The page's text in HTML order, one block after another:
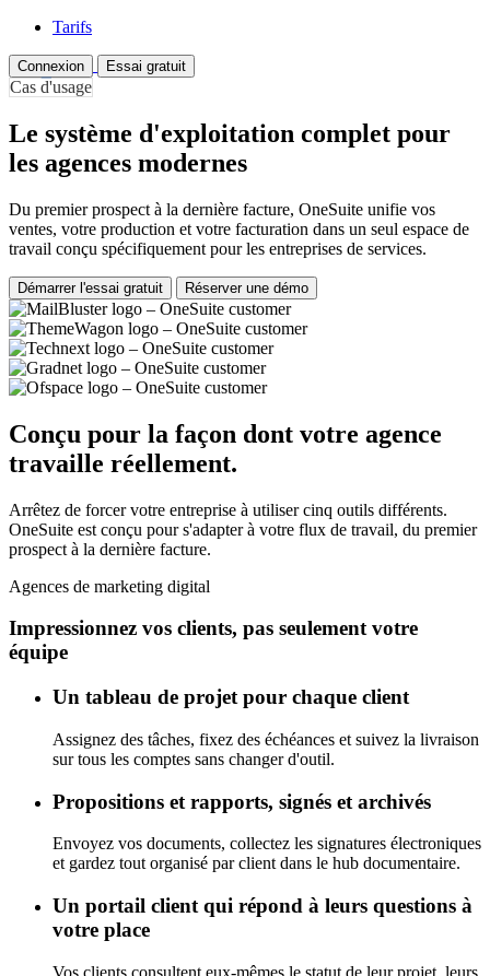
Tarifs
Connexion Essai gratuit
Cas d'usage
Le système d'exploitation complet pour
les agences modernes
Du premier prospect à la dernière facture, OneSuite unifie vos
ventes, votre production et votre facturation dans un seul espace de
travail conçu spécifiquement pour les entreprises de services.
Démarrer l'essai gratuit Réserver une démo
Conçu pour la façon dont votre agence
travaille réellement.
Arrêtez de forcer votre entreprise à utiliser cinq outils différents.
OneSuite est conçu pour s'adapter à votre flux de travail, du premier
prospect à la dernière facture.
Agences de marketing digital
Impressionnez vos clients, pas seulement votre
équipe
Un tableau de projet pour chaque client
Assignez des tâches, fixez des échéances et suivez la livraison
sur tous les comptes sans changer d'outil.
Propositions et rapports, signés et archivés
Envoyez vos documents, collectez les signatures électroniques
et gardez tout organisé par client dans le hub documentaire.
Un portail client qui répond à leurs questions à
votre place
Vos clients consultent eux-mêmes le statut de leur projet, leurs